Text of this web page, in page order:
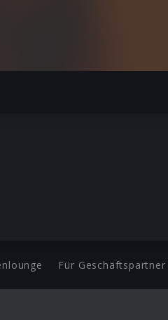
Für Geschäftspartner